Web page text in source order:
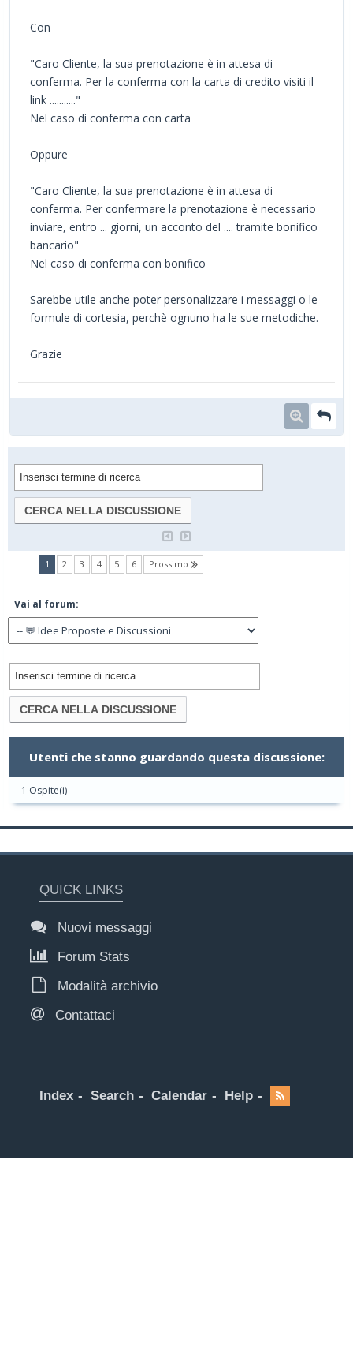
Con
"Caro Cliente, la sua prenotazione è in attesa di
conferma. Per la conferma con la carta di credito visiti il
link ..........."
Nel caso di conferma con carta
Oppure
"Caro Cliente, la sua prenotazione è in attesa di
conferma. Per confermare la prenotazione è necessario
inviare, entro ... giorni, un acconto del .... tramite bonifico
bancario"
Nel caso di conferma con bonifico
Sarebbe utile anche poter personalizzare i messaggi o le
formule di cortesia, perchè ognuno ha le sue metodiche.
Grazie
1 (current)
2 3 4 5 6 Prossimo
Vai al forum:
Utenti che stanno guardando questa discussione:
1 Ospite(i)
QUICK LINKS
Nuovi messaggi
Forum Stats
Modalità archivio
Contattaci
Index Search Calendar Help